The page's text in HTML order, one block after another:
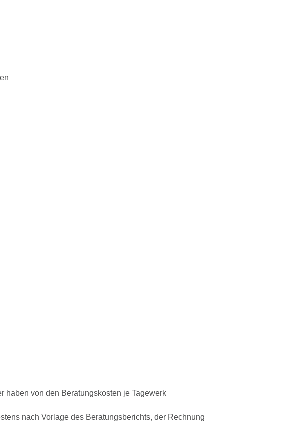
haben von den Beratungskosten je Tagewerk
nach Vorlage des Beratungsberichts, der Rechnung